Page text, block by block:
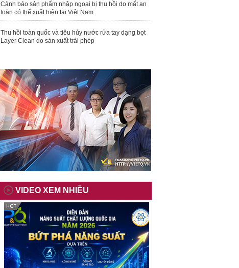
Cảnh báo sản phẩm nhập ngoại bị thu hồi do mất an
toàn có thể xuất hiện tại Việt Nam
Thu hồi toàn quốc và tiêu hủy nước rửa tay dạng bọt
Layer Clean do sản xuất trái phép
VIDEO XEM NHIỀU